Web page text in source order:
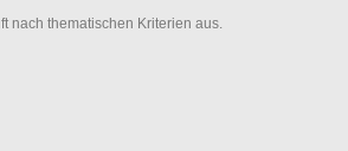
nach thematischen Kriterien aus.